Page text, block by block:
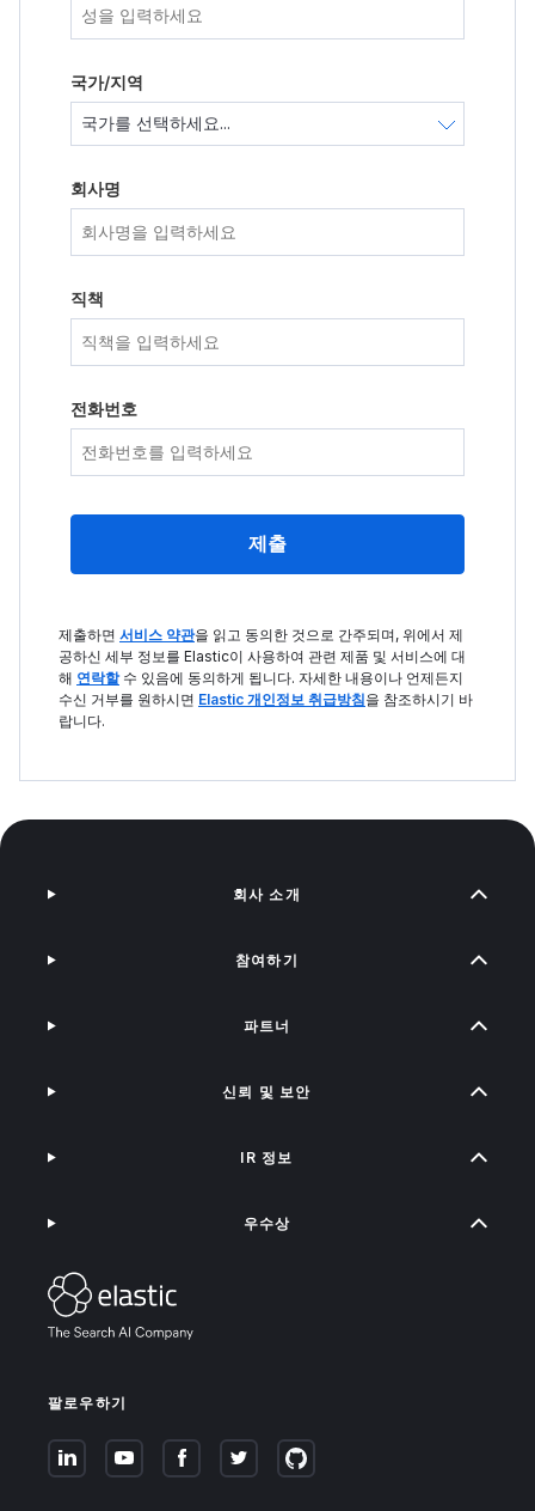
국가/지역
회사명
직책
전화번호
제출
제출하면 서비스 약관을 읽고 동의한 것으로 간주되며, 위에서 제
공하신 세부 정보를 Elastic이 사용하여 관련 제품 및 서비스에 대
해 연락할수 있음에 동의하게 됩니다. 자세한 내용이나 언제든지
수신 거부를 원하시면 Elastic 개인정보 취급방침을 참조하시기 바
랍니다.
팔로우하기
회사 소개
참여하기
파트너
신뢰 및 보안
IR 정보
우수상